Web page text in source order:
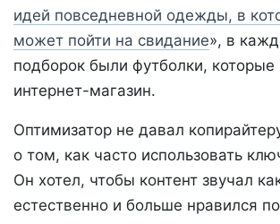
идей повседневной одежды, в
может пойти на свидание», в
подборок были футболки, которые
интернет-магазин.
Оптимизатор не давал
о том, как часто использовать
Он хотел, чтобы контент звучал
естественно и больше нравился